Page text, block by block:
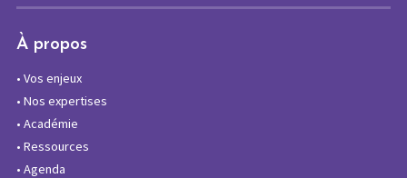
À propos
• Vos enjeux
• Nos expertises
• Académie
• Ressources
• Agenda